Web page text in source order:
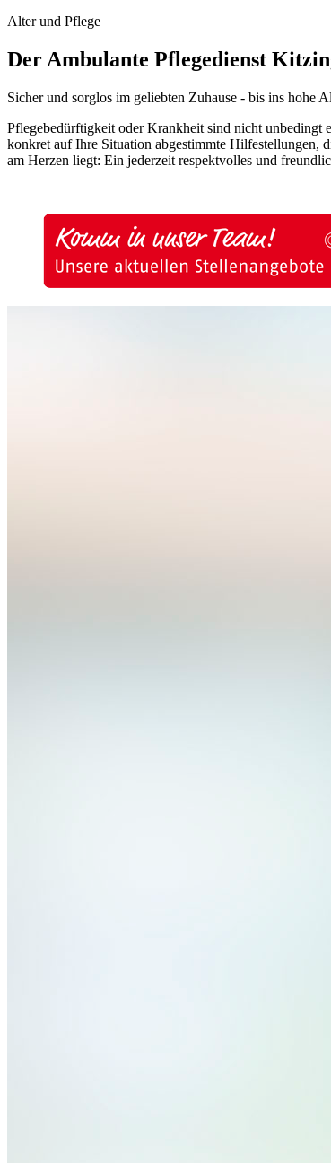
Alter und Pflege
Der Ambulante Pflegedienst
Sicher und sorglos im geliebten Zuhause - bis ins hohe
Pflegebedürftigkeit oder Krankheit sind nicht unbedingt
konkret auf Ihre Situation abgestimmte Hilfestellungen,
am Herzen liegt: Ein jederzeit respektvolles und